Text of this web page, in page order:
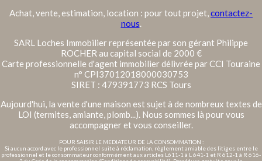
Achat, vente, estimation, location : pour tout projet,contactez-
nous.
SARL Loches Immobilier représentée par son gérant Philippe
ROCHER au capital social de 2000 €
Carte professionnelle d'agent immobilier délivrée par CCI Touraine
n° CPI37012018000030753
SIRET : 479391773 RCS Tours
Aujourd'hui, la vente d'une maison est sujet à de nombreux textes de
LOI (termites, amiante, plomb...). Nous sommes là pour vous
accompagner et vous conseiller.
POUR SAISIR LE MEDIATEUR DE LA CONSOMMATION :
Si aucun accord avec le professionnel suite à réclamation, règlement amiable des litiges entre le
professionnel et le consommateur conformément aux articles L611-1 à L 641-1 et R 612-1 à R 616-